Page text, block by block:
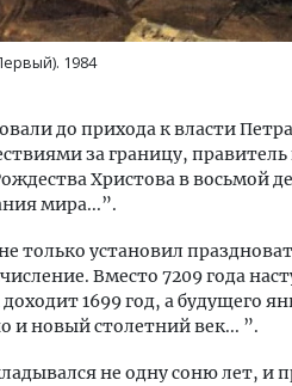
1984
до прихода к власти
за границу, правитель
Христова в восьмой
мира...”.
только установил
Вместо 7209 года
1699 год, а будущего
и новый столетний век... ”.
не одну соню лет, и